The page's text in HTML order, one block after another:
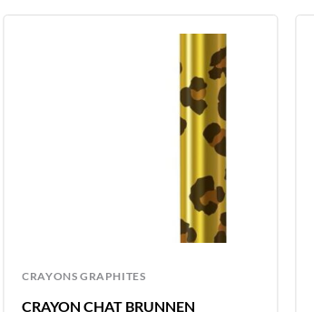
CRAYONS GRAPHITES
CRAYON CHAT BRUNNEN